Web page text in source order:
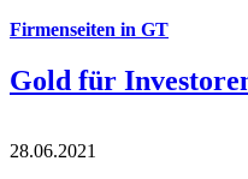
Firmenseiten in GT
Gold für
28.06.2021